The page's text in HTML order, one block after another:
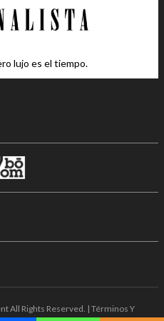
lujo es el tiempo.
All Rights Reserved. | Términos Y